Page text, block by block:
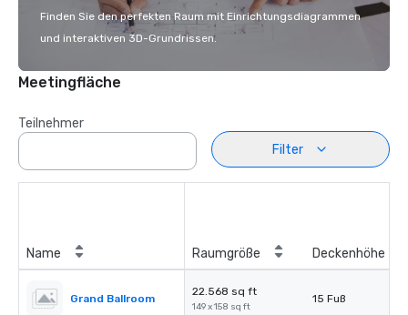
Finden Sie den perfekten Raum mit Einrichtungsdiagrammen
und interaktiven 3D-Grundrissen.
Meetingfläche
Teilnehmer
Filter
Name Raumgröße Deckenhöhe
Grand Ballroom
22.568 sq ft
149 x 158 sq ft
15 Fuß